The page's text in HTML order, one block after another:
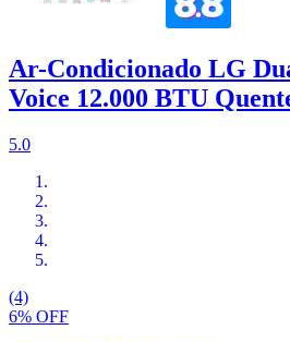
Ar-Condicionado LG
Voice 12.000 BTU
5.0
(4)
6% OFF